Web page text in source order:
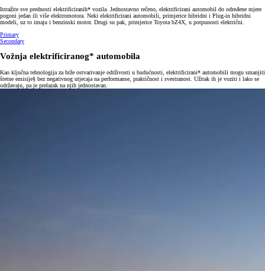
Istražite sve prednosti elektrificiranih* vozila. Jednostavno rečeno, elektrificirani automobil do određene mjere
pogoni jedan ili više elektromotora. Neki elektrificirani automobili, primjerice hibridni i Plug-in hibridni
modeli, uz to imaju i benzinski motor. Drugi su pak, primjerice Toyota bZ4X, u potpunosti električni.
Primary
Secondary
Vožnja elektrificiranog* automobila
Kao ključna tehnologija za brže ostvarivanje održivosti u budućnosti, elektrificirani* automobili mogu smanjiti
štetne emisije§ bez negativnog utjecaja na performanse, praktičnost i svestranost. Užitak ih je voziti i lako se
održavaju, pa je prelazak na njih jednostavan.